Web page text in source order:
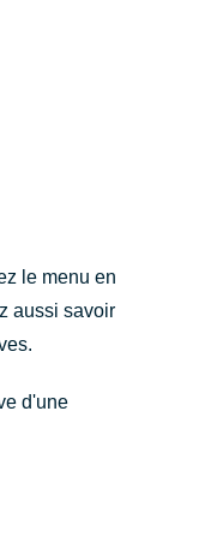
le menu en
aussi savoir
d'une